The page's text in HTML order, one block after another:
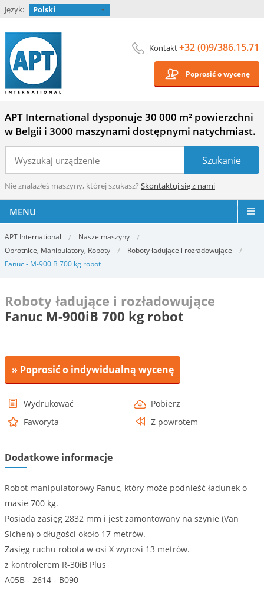
Język: Polski
Kontakt+32 (0)9/386.15.71
Poprosić o wycenę
APT International dysponuje 30 000 m² powierzchni
w Belgii i 3000 maszynami dostępnymi natychmiast.
Nie znalazłeś maszyny, której szukasz? Skontaktuj się z nami
MENU
APT International
Nasze maszyny
Obrotnice, Manipulatory, Roboty
Roboty ładujące i rozładowujące
Fanuc - M-900iB 700 kg robot
Roboty ładujące i rozładowujące
Fanuc M-900iB 700 kg robot
» Poprosić o indywidualną wycenę
Wydrukować
Pobierz
Faworyta
Z powrotem
Dodatkowe informacje
Robot manipulatorowy Fanuc, który może podnieść ładunek o
masie 700 kg.
Posiada zasięg 2832 mm i jest zamontowany na szynie (Van
Sichen) o długości około 17 metrów.
Zasięg ruchu robota w osi X wynosi 13 metrów.
z kontrolerem R-30iB Plus
A05B - 2614 - B090